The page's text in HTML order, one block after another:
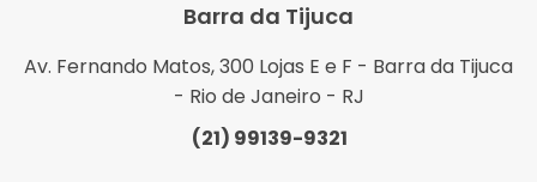
Barra da Tijuca
Av. Fernando Matos, 300 Lojas E e F - Barra da Tijuca
- Rio de Janeiro - RJ
(21) 99139-9321